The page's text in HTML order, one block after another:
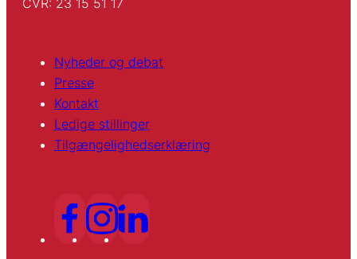
CVR: 23 15 51 17
Nyheder og debat
Presse
Kontakt
Ledige stillinger
Tilgængelighedserklæring